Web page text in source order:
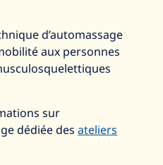
d’automassage
aux personnes
sur
dédiée desateliers